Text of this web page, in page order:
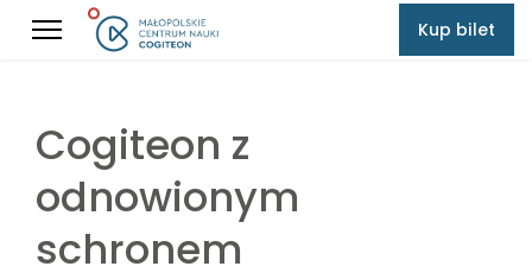
Kup bilet
Cogiteon z
odnowionym
schronem